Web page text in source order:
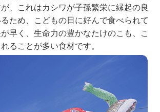
、これはカシワが子孫繁栄に縁起の良
ため、こどもの日に好んで食べられて
早く、生命力の豊かなたけのこも、こ
ることが多い食材です。